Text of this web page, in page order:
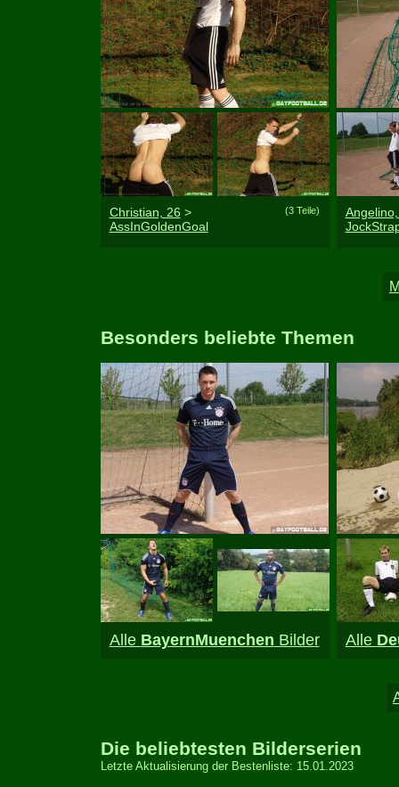
(3 Teile)
Christian, 26 >
AssInGoldenGoal
Besonders beliebte Themen
Alle BayernMuenchen Bilder Alle
Die beliebtesten Bilderserien
Letzte Aktualisierung der Bestenliste: 15.01.2023